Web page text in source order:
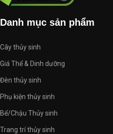
Danh mục sản phẩm
Cây thủy sinh
Giá Thể & Dinh dưỡng
Đèn thủy sinh
Phụ kiện thủy sinh
Bể/Chậu Thủy sinh
Trang trí thủy sinh